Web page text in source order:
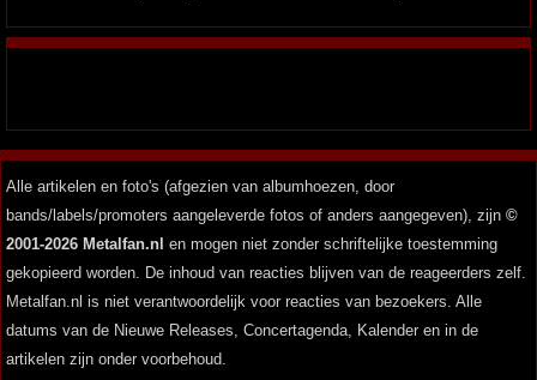
Alle artikelen en foto's (afgezien van albumhoezen, door
bands/labels/promoters aangeleverde fotos of anders aangegeven), zijn ©
2001-2026 Metalfan.nl en mogen niet zonder schriftelijke toestemming
gekopieerd worden. De inhoud van reacties blijven van de reageerders zelf.
Metalfan.nl is niet verantwoordelijk voor reacties van bezoekers. Alle
datums van de Nieuwe Releases, Concertagenda, Kalender en in de
artikelen zijn onder voorbehoud.